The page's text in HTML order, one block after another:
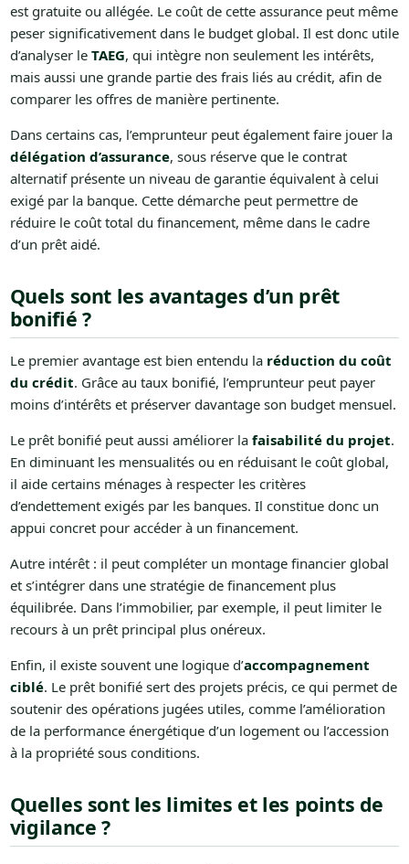
est gratuite ou allégée. Le coût de cette assurance peut même
peser significativement dans le budget global. Il est donc utile
d’analyser le TAEG, qui intègre non seulement les intérêts,
mais aussi une grande partie des frais liés au crédit, afin de
comparer les offres de manière pertinente.
Dans certains cas, l’emprunteur peut également faire jouer la
délégation d’assurance, sous réserve que le contrat
alternatif présente un niveau de garantie équivalent à celui
exigé par la banque. Cette démarche peut permettre de
réduire le coût total du financement, même dans le cadre
d’un prêt aidé.
Quels sont les avantages d’un prêt
bonifié ?
Le premier avantage est bien entendu la réduction du coût
du crédit. Grâce au taux bonifié, l’emprunteur peut payer
moins d’intérêts et préserver davantage son budget mensuel.
Le prêt bonifié peut aussi améliorer la faisabilité du projet.
En diminuant les mensualités ou en réduisant le coût global,
il aide certains ménages à respecter les critères
d’endettement exigés par les banques. Il constitue donc un
appui concret pour accéder à un financement.
Autre intérêt : il peut compléter un montage financier global
et s’intégrer dans une stratégie de financement plus
équilibrée. Dans l’immobilier, par exemple, il peut limiter le
recours à un prêt principal plus onéreux.
Enfin, il existe souvent une logique d’accompagnement
ciblé. Le prêt bonifié sert des projets précis, ce qui permet de
soutenir des opérations jugées utiles, comme l’amélioration
de la performance énergétique d’un logement ou l’accession
à la propriété sous conditions.
Quelles sont les limites et les points de
vigilance ?